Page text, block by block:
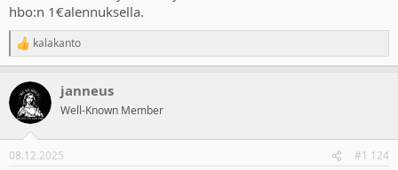
hbo:n 1€alennuksella.
R
e
c
i
s
kalakanto
janneus
Well-Known Member
08.12.2025 #1 124